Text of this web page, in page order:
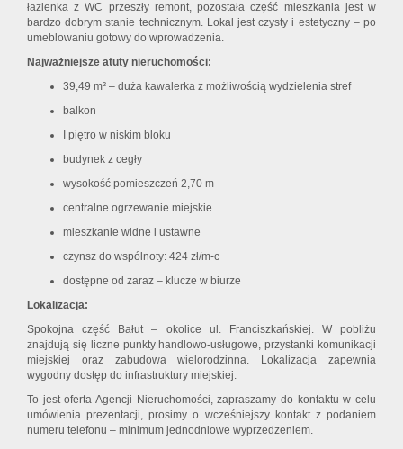
łazienka z WC przeszły remont, pozostała część mieszkania jest w
bardzo dobrym stanie technicznym. Lokal jest czysty i estetyczny – po
umeblowaniu gotowy do wprowadzenia.
Najważniejsze atuty nieruchomości:
39,49 m² – duża kawalerka z możliwością wydzielenia stref
balkon
I piętro w niskim bloku
budynek z cegły
wysokość pomieszczeń 2,70 m
centralne ogrzewanie miejskie
mieszkanie widne i ustawne
czynsz do wspólnoty: 424 zł/m-c
dostępne od zaraz – klucze w biurze
Lokalizacja:
Spokojna część Bałut – okolice ul. Franciszkańskiej. W pobliżu
znajdują się liczne punkty handlowo-usługowe, przystanki komunikacji
miejskiej oraz zabudowa wielorodzinna. Lokalizacja zapewnia
wygodny dostęp do infrastruktury miejskiej.
To jest oferta Agencji Nieruchomości, zapraszamy do kontaktu w celu
umówienia prezentacji, prosimy o wcześniejszy kontakt z podaniem
numeru telefonu – minimum jednodniowe wyprzedzeniem.